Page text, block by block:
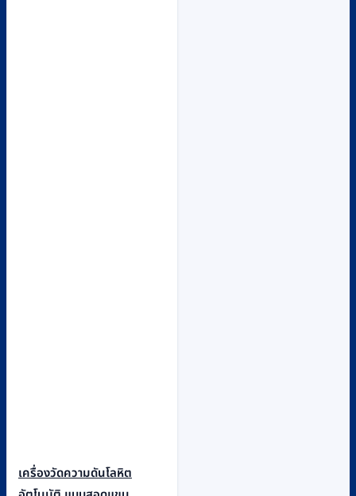
เครื่องวัดความดันโลหิต